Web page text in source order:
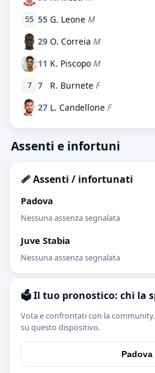
55 55 G. Leone M
29 O. Correia M
11 K. Piscopo M
7 7 R. Burnete F
27 L. Candellone F
Assenti e infortuni
🩹 Assenti / infortunati
Padova
Nessuna assenza segnalata
Juve Stabia
Nessuna assenza segnalata
🗳️ Il tuo pronostico: chi la
Vota e confrontati con la
su questo dispositivo.
Padova